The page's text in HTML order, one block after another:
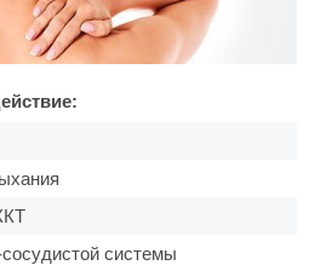
системы